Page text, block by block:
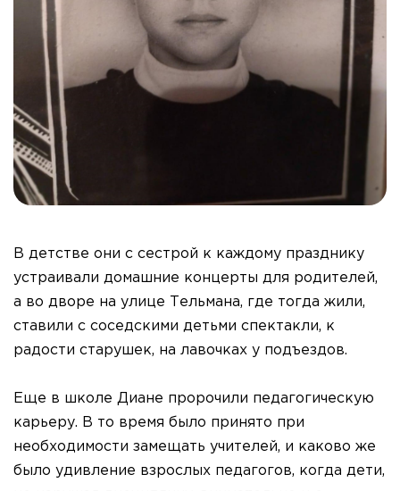
В детстве они с сестрой к каждому празднику
устраивали домашние концерты для родителей,
а во дворе на улице Тельмана, где тогда жили,
ставили с соседскими детьми спектакли, к
радости старушек, на лавочках у подъездов.
Еще в школе Диане пророчили педагогическую
карьеру. В то время было принято при
необходимости замещать учителей, и каково же
было удивление взрослых педагогов, когда дети,